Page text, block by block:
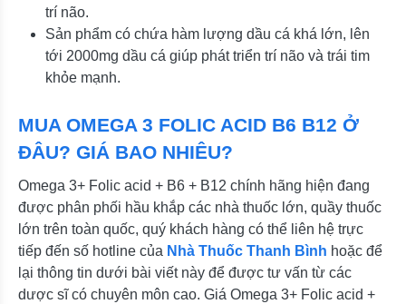
trí não.
Sản phẩm có chứa hàm lượng dầu cá khá lớn, lên
tới 2000mg dầu cá giúp phát triển trí não và trái tim
khỏe mạnh.
MUA OMEGA 3 FOLIC ACID B6 B12 Ở
ĐÂU? GIÁ BAO NHIÊU?
Omega 3+ Folic acid + B6 + B12 chính hãng hiện đang
được phân phối hầu khắp các nhà thuốc lớn, quầy thuốc
lớn trên toàn quốc, quý khách hàng có thể liên hệ trực
tiếp đến số hotline của Nhà Thuốc Thanh Bình hoặc để
lại thông tin dưới bài viết này để được tư vấn từ các
dược sĩ có chuyên môn cao. Giá Omega 3+ Folic acid +